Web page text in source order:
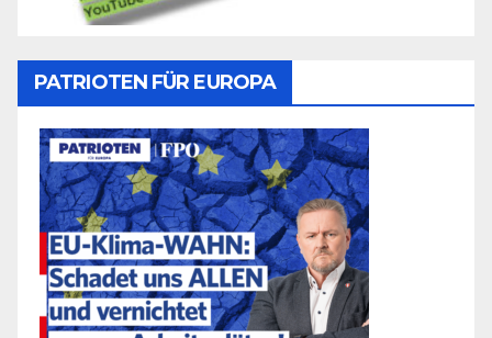
PATRIOTEN FÜR EUROPA